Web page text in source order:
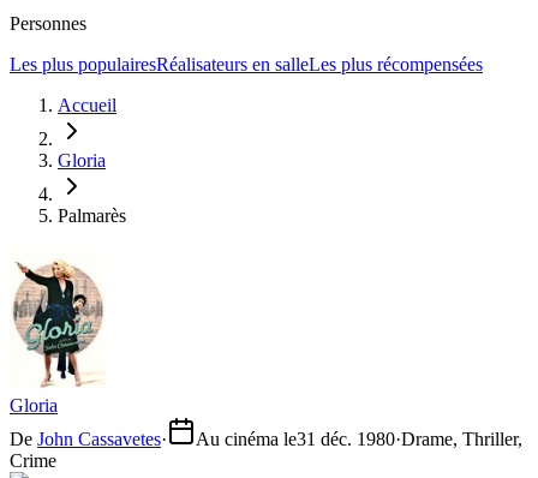
Personnes
Les plus populairesRéalisateurs en salleLes plus récompensées
Accueil
Gloria
Palmarès
Gloria
De John Cassavetes· Au cinéma le31 déc. 1980·Drame, Thriller,
Crime